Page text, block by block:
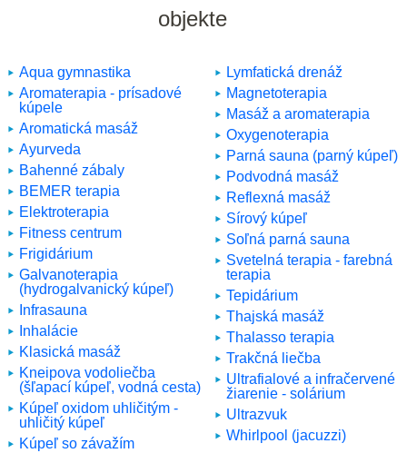
objekte
Aqua gymnastika
Aromaterapia - prísadové
kúpele
Aromatická masáž
Ayurveda
Bahenné zábaly
BEMER terapia
Elektroterapia
Fitness centrum
Frigidárium
Galvanoterapia
(hydrogalvanický kúpeľ)
Infrasauna
Inhalácie
Klasická masáž
Kneipova vodoliečba
(šľapací kúpeľ, vodná cesta)
Kúpeľ oxidom uhličitým -
uhličitý kúpeľ
Kúpeľ so závažím
Lymfatická drenáž
Magnetoterapia
Masáž a aromaterapia
Oxygenoterapia
Parná sauna (parný kúpeľ)
Podvodná masáž
Reflexná masáž
Sírový kúpeľ
Soľná parná sauna
Svetelná terapia - farebná
terapia
Tepidárium
Thajská masáž
Thalasso terapia
Trakčná liečba
Ultrafialové a infračervené
žiarenie - solárium
Ultrazvuk
Whirlpool (jacuzzi)